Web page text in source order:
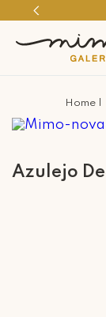
na primeira
Azulejo